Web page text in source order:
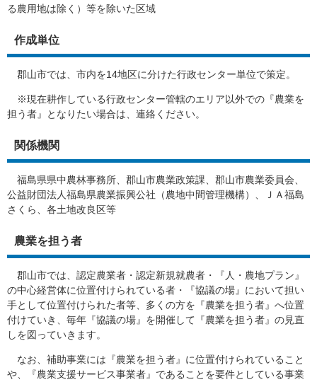
る農用地は除く）等を除いた区域​
作成単位
郡山市では、市内を14地区に分けた行政センター単位で策定。
※現在耕作している行政センター管轄のエリア以外での『農業を
担う者』となりたい場合は、連絡ください。
関係機関
福島県県中農林事務所、郡山市農業政策課、郡山市農業委員会、
公益財団法人福島県農業振興公社（農地中間管理機構）、ＪＡ福島
さくら、各土地改良区等
農業を担う者
郡山市では、認定農業者・認定新規就農者・『人・農地プラン』
の中心経営体に位置付けられている者・『協議の場』において担い
手として位置付けられた者等、多くの方を『農業を担う者』へ位置
付けていき、毎年『協議の場』を開催して『農業を担う者』の見直
しを図っていきます。
なお、補助事業には『農業を担う者』に位置付けられていること
や、『農業支援サービス事業者』であることを要件としている事業